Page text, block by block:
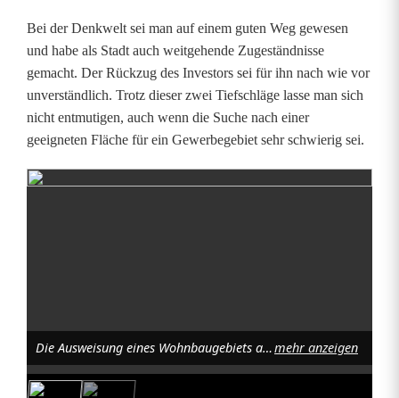
i
v
e
H
a
t
Bei der Denkwelt sei man auf einem guten Weg gewesen
und habe als Stadt auch weitgehende Zugeständnisse
gemacht. Der Rückzug des Investors sei für ihn nach wie vor
unverständlich. Trotz dieser zwei Tiefschläge lasse man sich
nicht entmutigen, auch wenn die Suche nach einer
geeigneten Fläche für ein Gewerbegebiet sehr schwierig sei.
Die Ausweisung eines Wohnbaugebiets auf dem ehemaligen SV-Gelände soll heuer noch über die Bühne gehen. Foto: Stadtplanungsamtmehr anzeigen